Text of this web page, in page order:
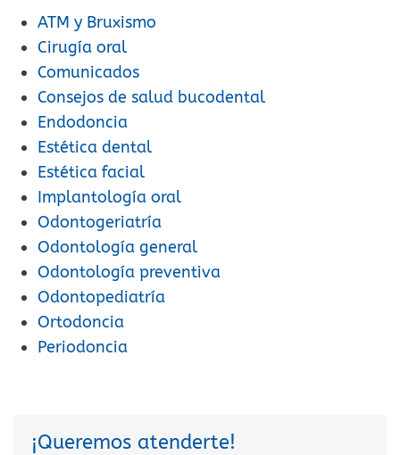
ATM y Bruxismo
Cirugía oral
Comunicados
Consejos de salud bucodental
Endodoncia
Estética dental
Estética facial
Implantología oral
Odontogeriatría
Odontología general
Odontología preventiva
Odontopediatría
Ortodoncia
Periodoncia
¡Queremos atenderte!